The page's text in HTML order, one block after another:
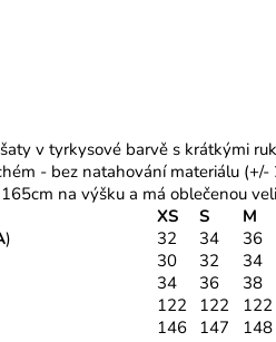
v tyrkysové barvě s krátkými
- bez natahování materiálu (+/-
na výšku a má oblečenou
XS S M
) 32 34 36
30 32 34
34 36 38
122 122 122
146 147 148